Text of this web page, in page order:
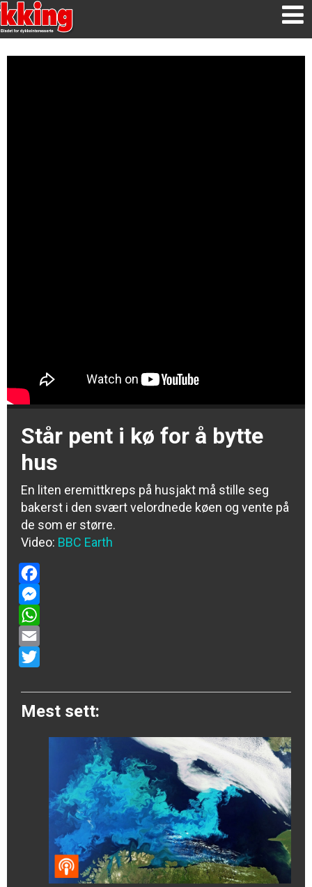
Står pent i kø for å bytte
hus
En liten eremittkreps på husjakt må stille seg
bakerst i den svært velordnede køen og vente på
de som er større.
Video: BBC Earth
Facebook
Messenger
WhatsApp
Email
Mest sett: